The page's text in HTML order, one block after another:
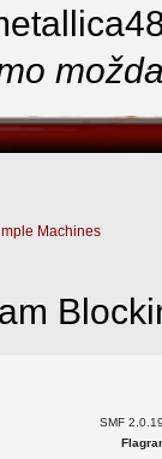
Machines
SMF